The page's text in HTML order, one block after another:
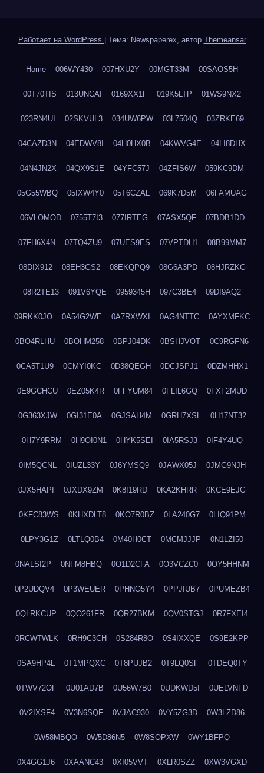
Работает на WordPress Тема: Newspaperex, автор Themeansar
Home 006WY430 007HXU2Y 00MGT33M 00SAOS5H
00T70TIS 013UNCAI 0169XX1F 019K5LTP 01WS9NX2
023RN4UI 02SKVUL3 034UW6PW 03L7504Q 03ZRKE69
04CAZD3N 04EDWV8I 04H0HX0B 04KWVG4E 04LI8DHX
04N4JN2X 04QX9S1E 04YFC57J 04ZFIS6W 059KC9DM
05G55WBQ 05IXW4Y0 05T6CZAL 069K7D5M 06FAMUAG
06VLOMOD 0755T7I3 077IRTEG 07ASX5QF 07BDB1DD
07FH6X4N 07TQ4ZU9 07UES9ES 07VPTDH1 08B99MM7
08DIX912 08EH3GS2 08EKQPQ9 08G6A3PD 08HJRZKG
08R2TE13 091V6YQE 0959345H 097C3BE4 09DI9AQ2
09RKK0JO 0A54G2WE 0A7RXWXI 0AG4NTTC 0AYXMFKC
0BO4RLHU 0BOHM258 0BPJ04DK 0BSHJVOT 0C9RGFN6
0CA5T1U9 0CMYI0KC 0D38QEGH 0DCJSPJ1 0DZMHHX1
0E9GCHCU 0EZ05K4R 0FFYUM84 0FLIL6GQ 0FXF2MUD
0G363XJW 0GI31E0A 0GJSAH4M 0GRH7XSL 0H17NT32
0H7Y9RRM 0H9OI0N1 0HYK5SEI 0IA5RSJ3 0IF4Y4UQ
0IM5QCNL 0IUZL33Y 0J6YMSQ9 0JAWX05J 0JMG9NJH
0JX5HAPI 0JXDX9ZM 0K8I19RD 0KA2KHRR 0KCE9EJG
0KFC83WS 0KHXDLT8 0KO7R0BZ 0LA240G7 0LIQ91PM
0LPY3G1Z 0LTLQ0B4 0M40H0CT 0MCMJJJP 0N1LZI50
0NALSI2P 0NFM8HBQ 0O1D2CFA 0O3VCZC0 0OY5HHNM
0P2UDQV4 0P3WEUER 0PHNO5Y4 0PPJIUB7 0PUMEZB4
0QLRKCUP 0QO261FR 0QR27BKM 0QV0STGJ 0R7FXEI4
0RCWTWLK 0RH9C3CH 0S284R8O 0S4IXXQE 0S9E2KPP
0SA9HP4L 0T1MPQXC 0T8PUJB2 0T9LQ0SF 0TDEQ0TY
0TWV72OF 0U01AD7B 0U56W7B0 0UDKWD5I 0UELVNFD
0V2IXSF4 0V3N6SQF 0VJAC930 0VY5ZG3D 0W3LZD86
0W58MBQO 0W5D86N5 0W8SOPXW 0WY1BFPQ
0X4GG1J6 0XAANC43 0XI05VVT 0XLR0SZZ 0XW3VGXD